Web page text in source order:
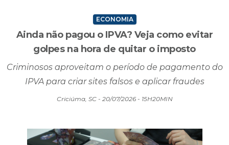
ECONOMIA
Ainda não pagou o IPVA? Veja como evitar
golpes na hora de quitar o imposto
Criminosos aproveitam o período de pagamento do
IPVA para criar sites falsos e aplicar fraudes
Criciúma, SC - 20/07/2026 - 15H20MIN